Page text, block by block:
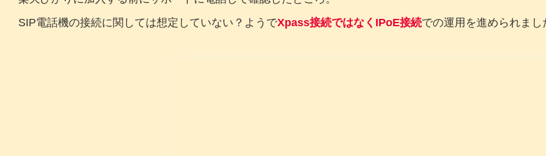
SIP電話機の接続に関しては想定していない？ようでXpass接続ではなくIPoE接続での運用を進められまし